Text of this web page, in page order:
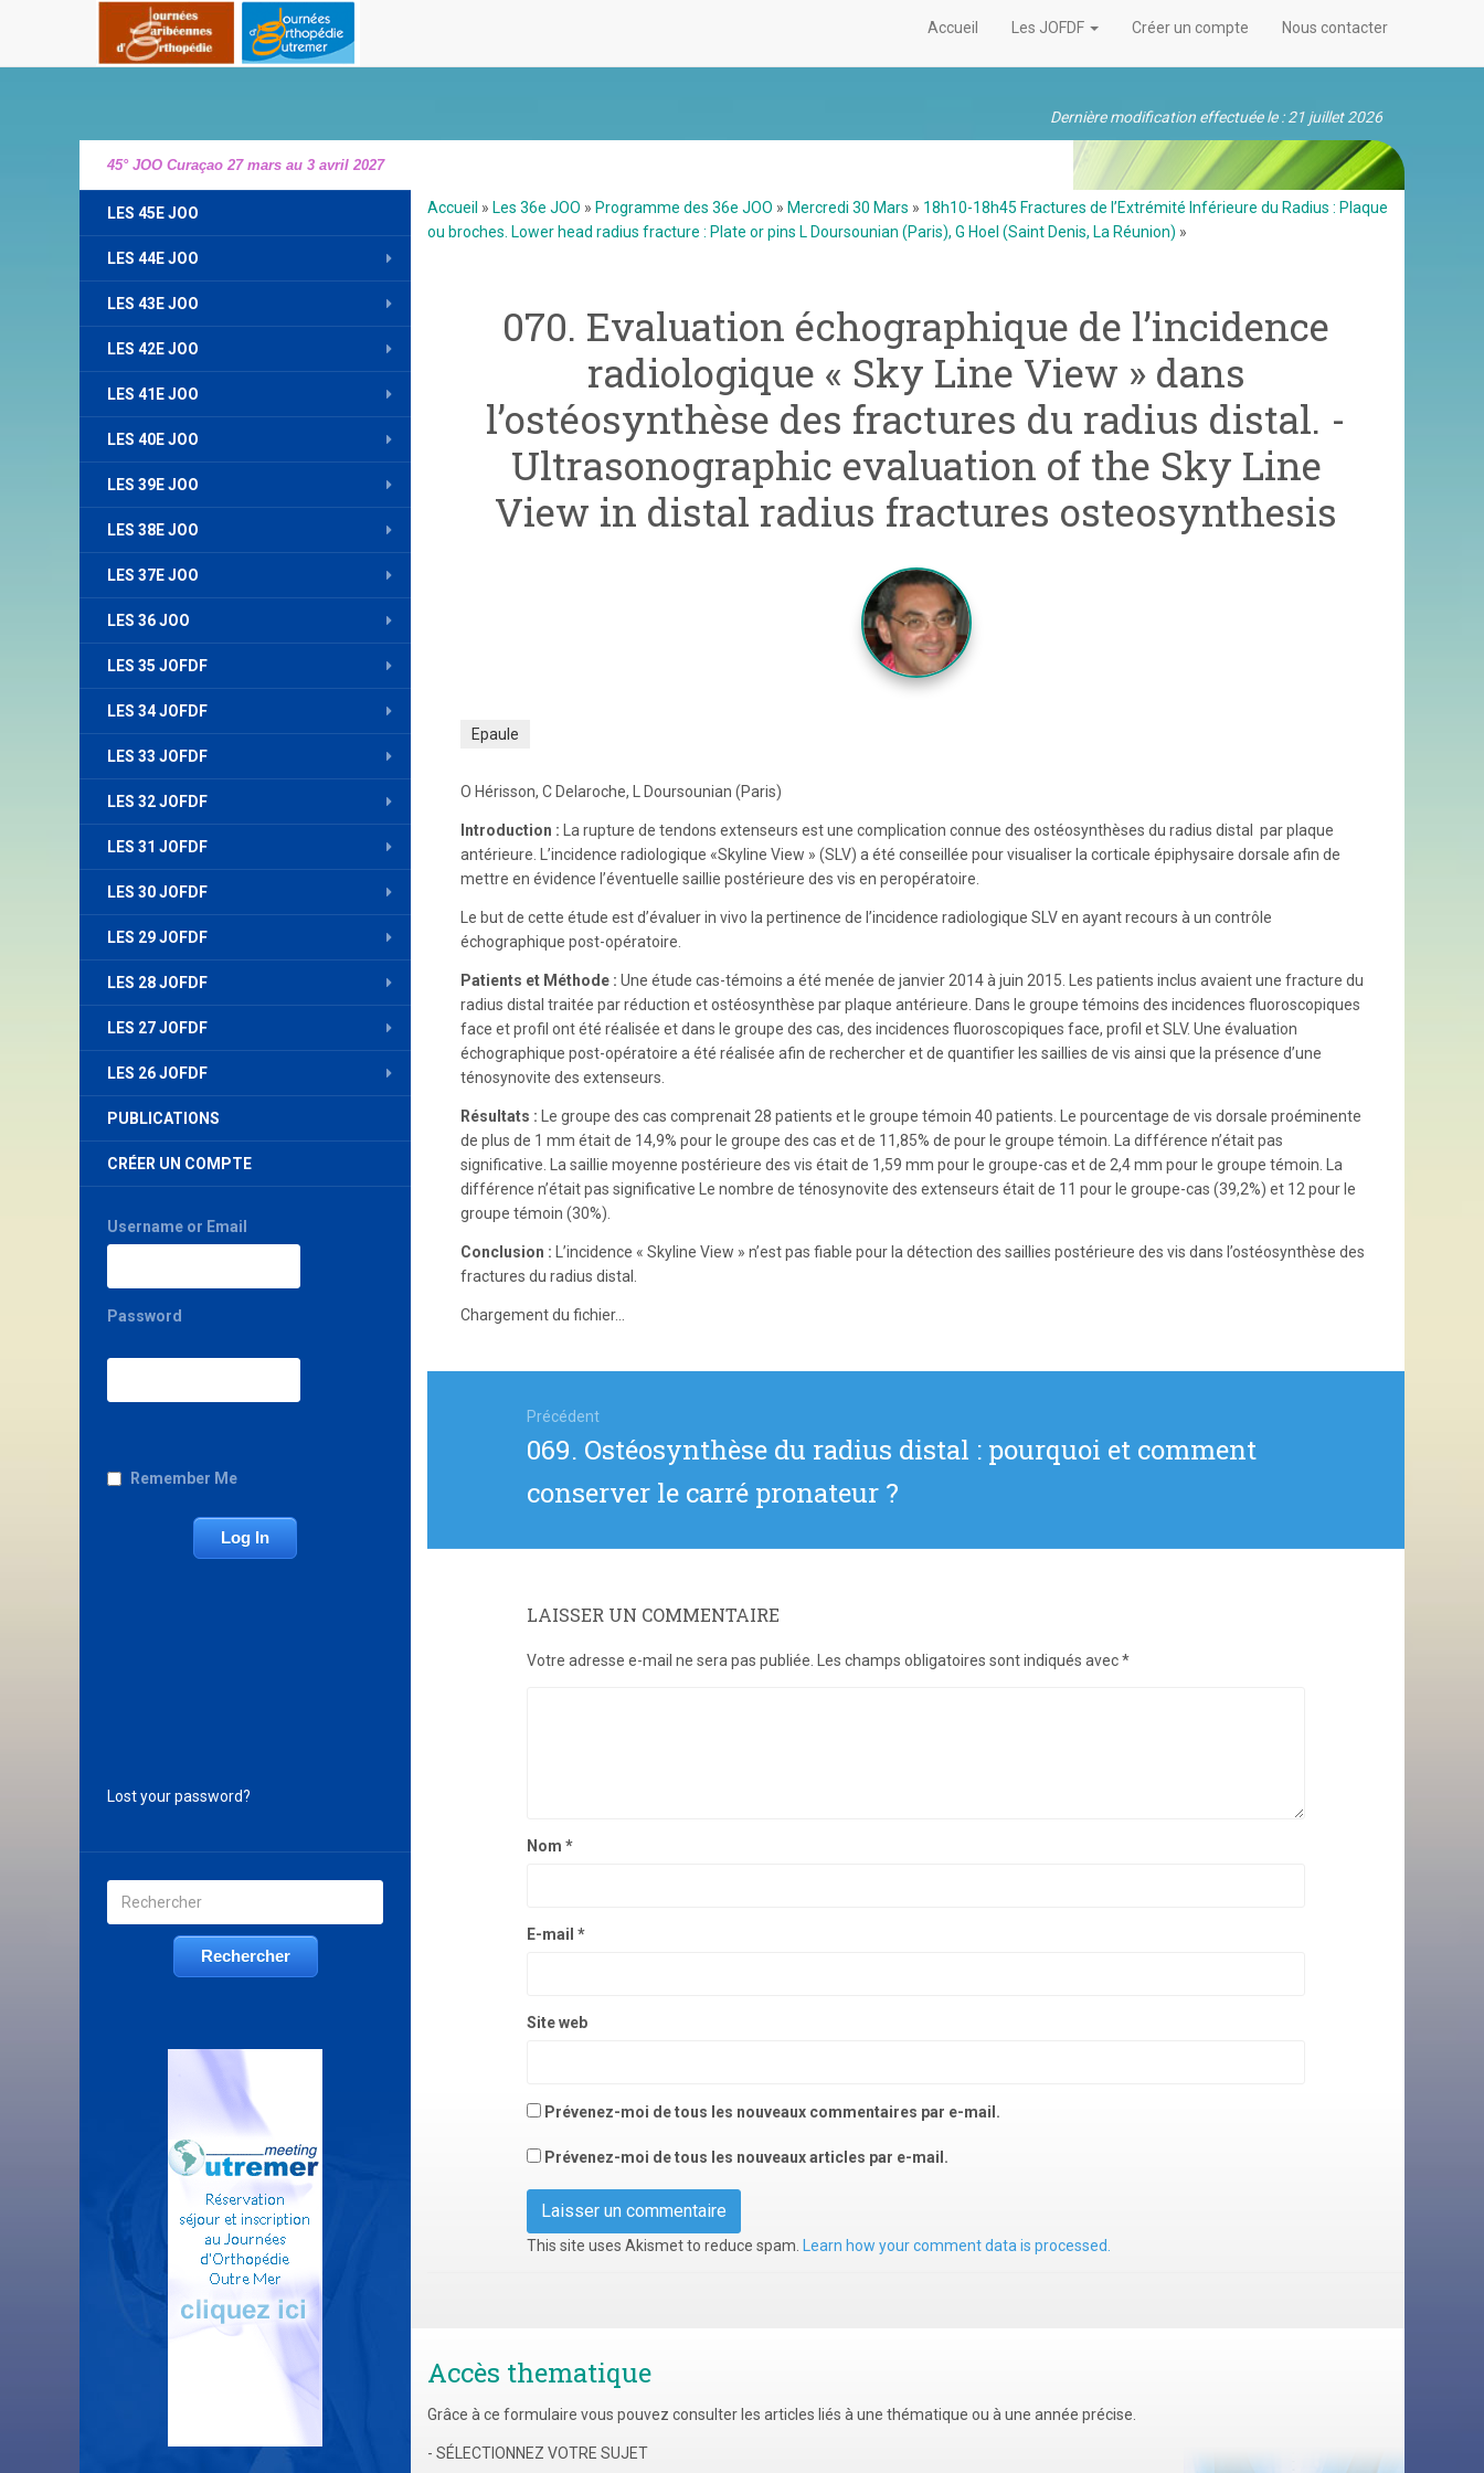
Dernière modification effectuée le : 21 juillet 2026
45° JOO Curaçao 27 mars au 3 avril 2027
Accueil Les JOFDF Créer un compte Nous contacter
LES 45E JOO
LES 44E JOO
LES 43E JOO
LES 42E JOO
LES 41E JOO
LES 40E JOO
LES 39E JOO
LES 38E JOO
LES 37E JOO
LES 36 JOO
LES 35 JOFDF
LES 34 JOFDF
LES 33 JOFDF
LES 32 JOFDF
LES 31 JOFDF
LES 30 JOFDF
LES 29 JOFDF
LES 28 JOFDF
LES 27 JOFDF
LES 26 JOFDF
PUBLICATIONS
CRÉER UN COMPTE
Username or Email
Password
Remember Me
Lost your password?
Accueil » Les 36e JOO » Programme des 36e JOO » Mercredi 30 Mars » 18h10-18h45 Fractures de l’Extrémité Inférieure du Radius : Plaque
ou broches. Lower head radius fracture : Plate or pins L Doursounian (Paris), G Hoel (Saint Denis, La Réunion) »
070. Evaluation échographique de l’incidence
radiologique « Sky Line View » dans
l’ostéosynthèse des fractures du radius distal. -
Ultrasonographic evaluation of the Sky Line
View in distal radius fractures osteosynthesis
Epaule
O Hérisson, C Delaroche, L Doursounian (Paris)
Introduction : La rupture de tendons extenseurs est une complication connue des ostéosynthèses du radius distal
par plaque
antérieure. L’incidence radiologique «Skyline View » (SLV) a été conseillée pour visualiser la corticale épiphysaire dorsale afin de
mettre en évidence l’éventuelle saillie postérieure des vis en peropératoire.
Le but de cette étude est d’évaluer in vivo la pertinence de l’incidence radiologique SLV en ayant recours à un contrôle
échographique post-opératoire.
Patients et Méthode : Une étude cas-témoins a été menée de janvier 2014 à juin 2015. Les patients inclus avaient une fracture du
radius distal traitée par réduction et ostéosynthèse par plaque antérieure. Dans le groupe témoins des incidences fluoroscopiques
face et profil ont été réalisée et dans le groupe des cas, des incidences fluoroscopiques face, profil et SLV. Une évaluation
échographique post-opératoire a été réalisée afin de rechercher et de quantifier les saillies de vis ainsi que la présence d’une
ténosynovite des extenseurs.
Résultats :
Le groupe des cas comprenait 28 patients et le groupe témoin 40 patients. Le pourcentage de vis dorsale proéminente
de plus de 1 mm était de 14,9% pour le groupe des cas et de 11,85% de pour le groupe témoin. La différence n’était pas
significative. La saillie moyenne postérieure des vis était de 1,59 mm pour le groupe-cas et de 2,4 mm pour le groupe témoin. La
différence n’était pas significative Le nombre de ténosynovite des extenseurs était de 11 pour le groupe-cas (39,2%) et 12 pour le
groupe témoin (30%).
Conclusion :
L’incidence « Skyline View » n’est pas fiable pour la détection des saillies postérieure des vis dans l’ostéosynthèse des
fractures du radius distal.
Chargement du fichier...
l’article
Précédent
Article
précédent
:
069. Ostéosynthèse du radius distal : pourquoi et comment
conserver le carré pronateur ?
LAISSER UN COMMENTAIRE
Votre adresse e-mail ne sera pas publiée. Les champs obligatoires sont indiqués avec*
Nom *
E-mail *
Site web
Prévenez-moi de tous les nouveaux commentaires par e-mail.
Prévenez-moi de tous les nouveaux articles par e-mail.
This site uses Akismet to reduce spam. Learn how your comment data is processed.
Accès thematique
Grâce à ce formulaire vous pouvez consulter les articles liés à une thématique ou à une année précise.
- SÉLECTIONNEZ VOTRE SUJET